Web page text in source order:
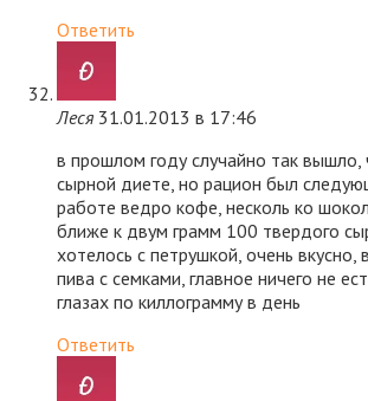
Ответить
Леся 31.01.2013 в 17:46
в прошлом году случайно так вышло,
сырной диете, но рацион был
работе ведро кофе, несколь ко
ближе к двум грамм 100 твердого
хотелось с петрушкой, очень
пива с семками, главное ничего не
глазах по киллограмму в день
Ответить